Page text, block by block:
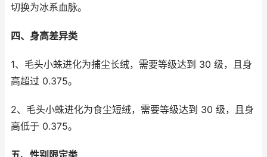
切换为冰系血脉。
四、身高差异类
1、毛头小蛛进化为捕尘长绒，需要等级达到 30 级，且身
高超过 0.375。
2、毛头小蛛进化为食尘短绒，需要等级达到 30 级，且身
高低于 0.375。